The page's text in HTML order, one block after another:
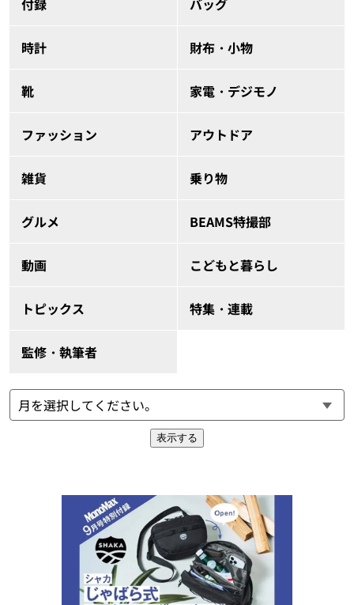
時計 財布・小物
靴 家電・デジモノ
ファッション アウトドア
雑貨 乗り物
グルメ BEAMS特撮部
動画 こどもと暮らし
トピックス 特集・連載
監修・執筆者
表示する